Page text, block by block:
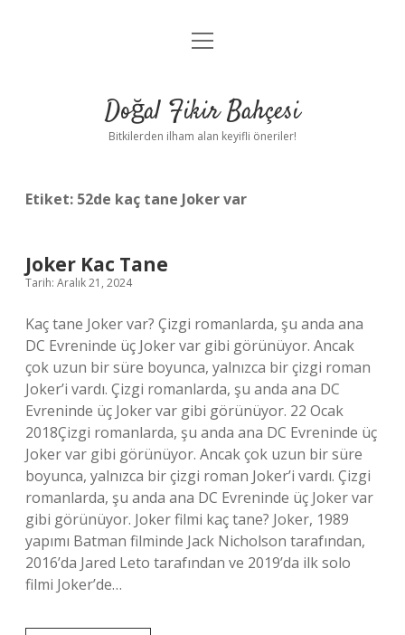
Anasayfa
Yasal Uyarı
menüyü
Doğal Fikir Bahçesi
Bitkilerden ilham alan keyifli öneriler!
Etiket: 52de kaç tane Joker var
Joker Kac Tane
Tarih: Aralık 21, 2024
Kaç tane Joker var? Çizgi romanlarda, şu anda ana
DC Evreninde üç Joker var gibi görünüyor. Ancak
çok uzun bir süre boyunca, yalnızca bir çizgi roman
Joker’i vardı. Çizgi romanlarda, şu anda ana DC
Evreninde üç Joker var gibi görünüyor. 22 Ocak
2018Çizgi romanlarda, şu anda ana DC Evreninde üç
Joker var gibi görünüyor. Ancak çok uzun bir süre
boyunca, yalnızca bir çizgi roman Joker’i vardı. Çizgi
romanlarda, şu anda ana DC Evreninde üç Joker var
gibi görünüyor. Joker filmi kaç tane? Joker, 1989
yapımı Batman filminde Jack Nicholson tarafından,
2016’da Jared Leto tarafından ve 2019’da ilk solo
filmi Joker’de…